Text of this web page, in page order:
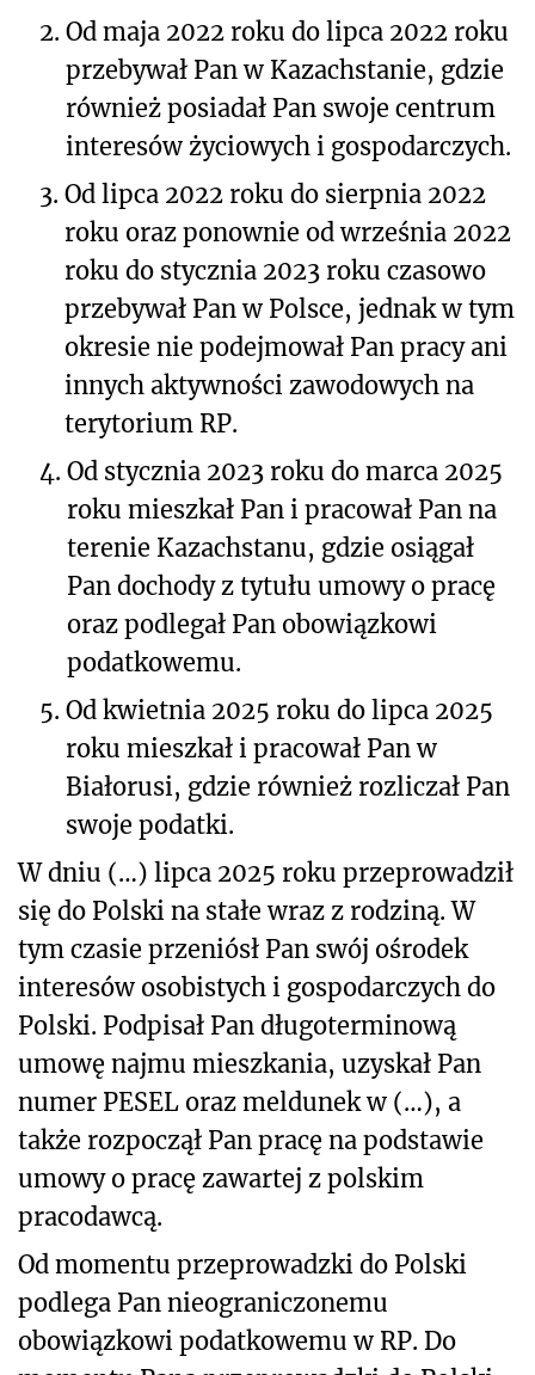
2. Od maja 2022 roku do lipca 2022 roku
przebywał Pan w Kazachstanie, gdzie
również posiadał Pan swoje centrum
interesów życiowych i gospodarczych.
3. Od lipca 2022 roku do sierpnia 2022
roku oraz ponownie od września 2022
roku do stycznia 2023 roku czasowo
przebywał Pan w Polsce, jednak w tym
okresie nie podejmował Pan pracy ani
innych aktywności zawodowych na
terytorium RP.
4. Od stycznia 2023 roku do marca 2025
roku mieszkał Pan i pracował Pan na
terenie Kazachstanu, gdzie osiągał
Pan dochody z tytułu umowy o pracę
oraz podlegał Pan obowiązkowi
podatkowemu.
5. Od kwietnia 2025 roku do lipca 2025
roku mieszkał i pracował Pan w
Białorusi, gdzie również rozliczał Pan
swoje podatki.
W dniu (…) lipca 2025 roku przeprowadził
się do Polski na stałe wraz z rodziną. W
tym czasie przeniósł Pan swój ośrodek
interesów osobistych i gospodarczych do
Polski. Podpisał Pan długoterminową
umowę najmu mieszkania, uzyskał Pan
numer PESEL oraz meldunek w (…), a
także rozpoczął Pan pracę na podstawie
umowy o pracę zawartej z polskim
pracodawcą.
Od momentu przeprowadzki do Polski
podlega Pan nieograniczonemu
obowiązkowi podatkowemu w RP. Do